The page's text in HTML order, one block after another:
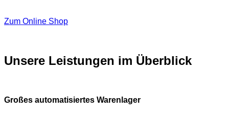
Zum Online Shop
Unsere Leistungen im Überblick
Großes automatisiertes Warenlager